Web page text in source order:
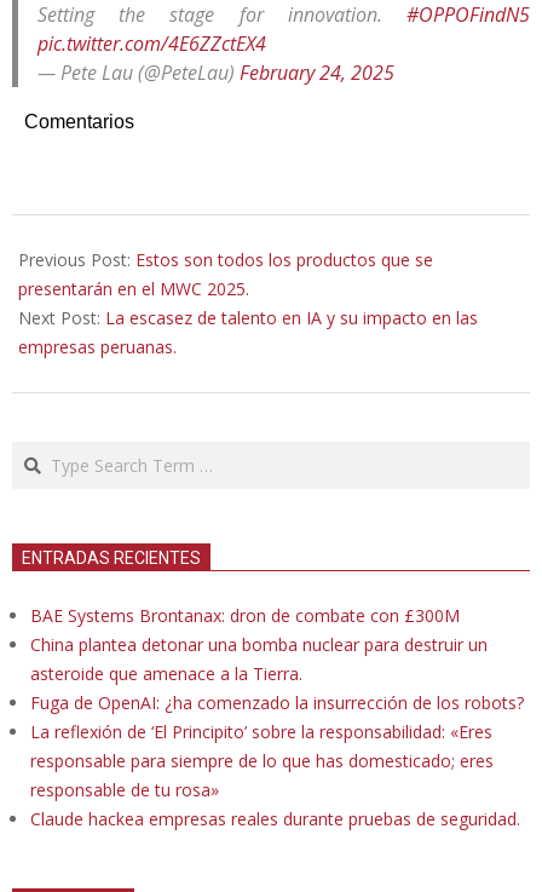
Setting the stage for innovation. #OPPOFindN5
pic.twitter.com/4E6ZZctEX4
— Pete Lau (@PeteLau) February 24, 2025
Comentarios
02-
26
Previous Post: Estos son todos los productos que se
presentarán en el MWC 2025.
Next Post: La escasez de talento en IA y su impacto en las
empresas peruanas.
Search
ENTRADAS RECIENTES
BAE Systems Brontanax: dron de combate con £300M
China plantea detonar una bomba nuclear para destruir un
asteroide que amenace a la Tierra.
Fuga de OpenAI: ¿ha comenzado la insurrección de los robots?
La reflexión de ‘El Principito’ sobre la responsabilidad: «Eres
responsable para siempre de lo que has domesticado; eres
responsable de tu rosa»
Claude hackea empresas reales durante pruebas de seguridad.